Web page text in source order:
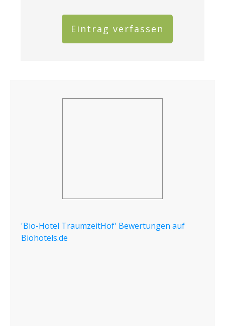
Eintrag verfassen
'Bio-Hotel TraumzeitHof' Bewertungen auf
Biohotels.de